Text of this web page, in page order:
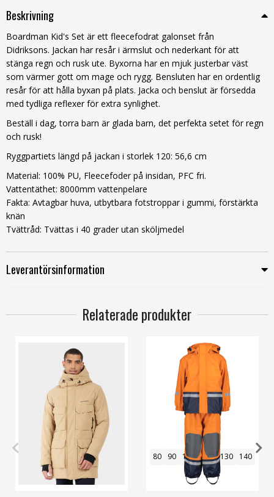
Beskrivning
Boardman Kid's Set är ett fleecefodrat galonset från
Didriksons. Jackan har resår i ärmslut och nederkant för att
stänga regn och rusk ute. Byxorna har en mjuk justerbar väst
som värmer gott om mage och rygg. Bensluten har en ordentlig
resår för att hålla byxan på plats. Jacka och benslut är försedda
med tydliga reflexer för extra synlighet.
Beställ i dag, torra barn är glada barn, det perfekta setet för regn
och rusk!
Ryggpartiets längd på jackan i storlek 120: 56,6 cm
Material: 100% PU, Fleecefoder på insidan, PFC fri.
Vattentäthet: 8000mm vattenpelare
Fakta: Avtagbar huva, utbytbara fotstroppar i gummi, förstärkta
knän
Tvättråd: Tvättas i 40 grader utan sköljmedel
Leverantörsinformation
Relaterade produkter
XXL 80 90 100 110 130 140